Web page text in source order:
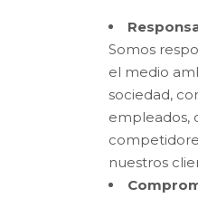
Somos
el medio
sociedad,
empleados,
nuestros